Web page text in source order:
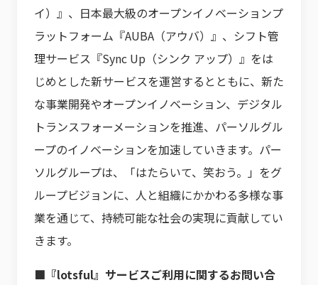
イ）』、日本最大級のオープンイノベーションプ
ラットフォーム『AUBA（アウバ）』、シフト管
理サービス『Sync Up（シンク アップ）』をは
じめとした新サービスを運営するとともに、新た
な事業開発やオープンイノベーション、デジタル
トランスフォーメーションを推進、パーソルグル
ープのイノベーションを加速していきます。パー
ソルグループは、「はたらいて、笑おう。」をグ
ループビジョンに、人と組織にかかわる多様な事
業を通じて、持続可能な社会の実現に貢献してい
きます。
■『lotsful』サービスご利用に関するお問い合